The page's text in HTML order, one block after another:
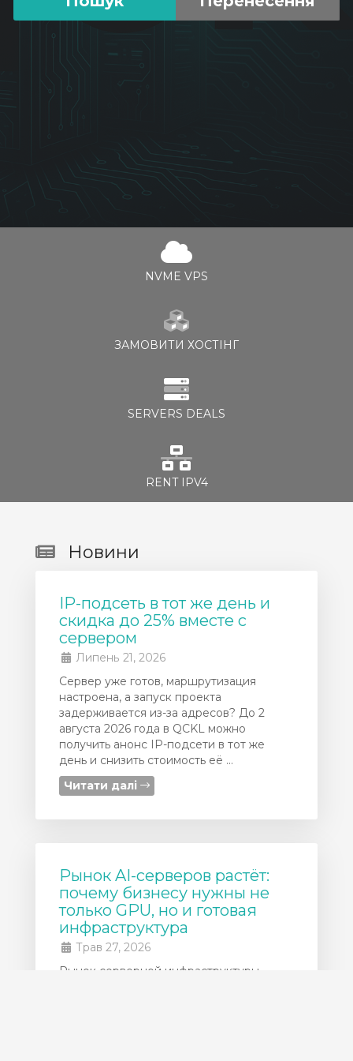
NVME VPS
ЗАМОВИТИ ХОСТІНГ
SERVERS DEALS
RENT IPV4
Новини
IP-подсеть в тот же день и
скидка до 25% вместе с
сервером
Липень 21, 2026
Сервер уже готов, маршрутизация
настроена, а запуск проекта
задерживается из-за адресов? До 2
августа 2026 года в QCKL можно
получить анонс IP-подсети в тот же
день и снизить стоимость её ...
Читати далі
Рынок AI-серверов растёт:
почему бизнесу нужны не
только GPU, но и готовая
инфраструктура
Трав 27, 2026
Рынок серверной инфраструктуры